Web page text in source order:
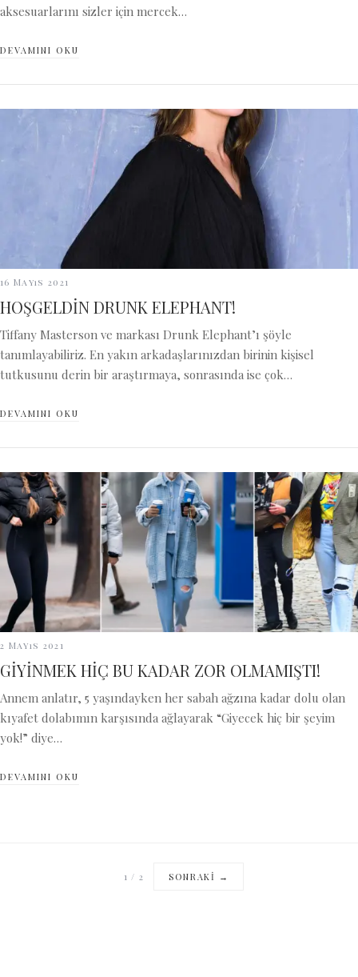
aksesuarlarını sizler için mercek…
DEVAMINI OKU
16 Mayıs 2021
HOŞGELDİN DRUNK ELEPHANT!
Tiffany Masterson ve markası Drunk Elephant’ı şöyle
tanımlayabiliriz. En yakın arkadaşlarınızdan birinin kişisel
tutkusunu derin bir araştırmaya, sonrasında ise çok…
DEVAMINI OKU
2 Mayıs 2021
GİYİNMEK HİÇ BU KADAR ZOR OLMAMIŞTI!
Annem anlatır, 5 yaşındayken her sabah ağzına kadar dolu olan
kıyafet dolabımın karşısında ağlayarak “Giyecek hiç bir şeyim
yok!” diye…
DEVAMINI OKU
1 /2 SONRAKI →